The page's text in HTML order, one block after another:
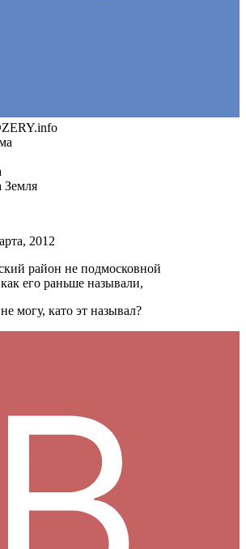
Земля
2012
район не подмосковной
его раньше называли,
могу, като эт называл?